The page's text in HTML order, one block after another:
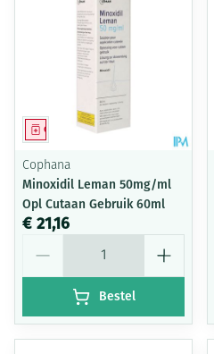
Geneesmiddel
Cophana
Minoxidil Leman 50mg/ml
Opl Cutaan Gebruik 60ml
€ 21,16
Bestel